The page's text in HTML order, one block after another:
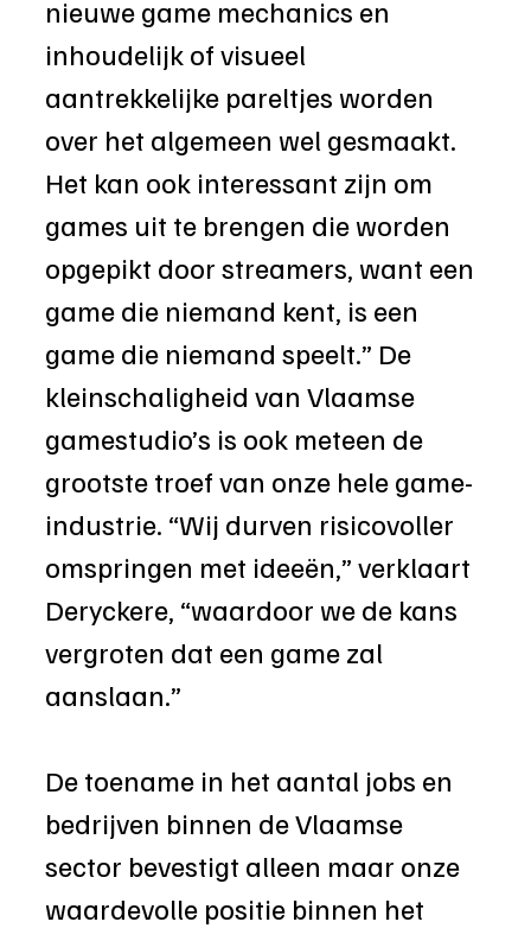
nieuwe game mechanics en
inhoudelijk of visueel
aantrekkelijke pareltjes worden
over het algemeen wel gesmaakt.
Het kan ook interessant zijn om
games uit te brengen die worden
opgepikt door streamers, want een
game die niemand kent, is een
game die niemand speelt.” De
kleinschaligheid van Vlaamse
gamestudio’s is ook meteen de
grootste troef van onze hele game-
industrie. “Wij durven risicovoller
omspringen met ideeën,” verklaart
Deryckere, “waardoor we de kans
vergroten dat een game zal
aanslaan.”
De toename in het aantal jobs en
bedrijven binnen de Vlaamse
sector bevestigt alleen maar onze
waardevolle positie binnen het